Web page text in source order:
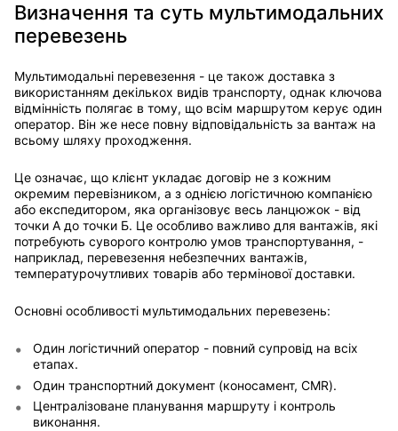
Визначення та суть мультимодальних
перевезень
Мультимодальні перевезення - це також доставка з
використанням декількох видів транспорту, однак ключова
відмінність полягає в тому, що всім маршрутом керує один
оператор. Він же несе повну відповідальність за вантаж на
всьому шляху проходження.
Це означає, що клієнт укладає договір не з кожним
окремим перевізником, а з однією логістичною компанією
або експедитором, яка організовує весь ланцюжок - від
точки А до точки Б. Це особливо важливо для вантажів, які
потребують суворого контролю умов транспортування, -
наприклад, перевезення небезпечних вантажів,
температурочутливих товарів або термінової доставки.
Основні особливості мультимодальних перевезень:
Один логістичний оператор - повний супровід на всіх
етапах.
Один транспортний документ (коносамент, CMR).
Централізоване планування маршруту і контроль
виконання.